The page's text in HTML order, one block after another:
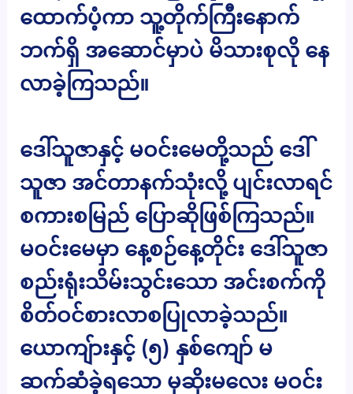
ထောက်ပံ့ကာ သူ့တိုက်ကြီးနောက်
ဘက်ရှိ အဆောင်မှာပဲ မိသားစုလို နေ
လာခဲ့ကြသည်။
ဒေါ်သူဇာနှင့် မဝင်းမေတို့သည် ဒေါ်
သူဇာ အင်တာနက်သုံးလို့ ပျင်းလာရင်
စကားစမြည် ပြောဆိုဖြစ်ကြသည်။
မဝင်းမေမှာ နေ့စဉ်နေ့တိုင်း ဒေါ်သူဇာ
စည်းရုံးသိမ်းသွင်းသော အင်းစက်ကို
စိတ်ဝင်စားလာစပြုလာခဲ့သည်။
ယောကျ်ားနှင့် (၅) နှစ်ကျော် မ
ဆက်ဆံခဲ့ရသော မုဆိုးမလေး မဝင်း